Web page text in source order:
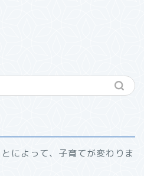
によって、子育てが変わりま